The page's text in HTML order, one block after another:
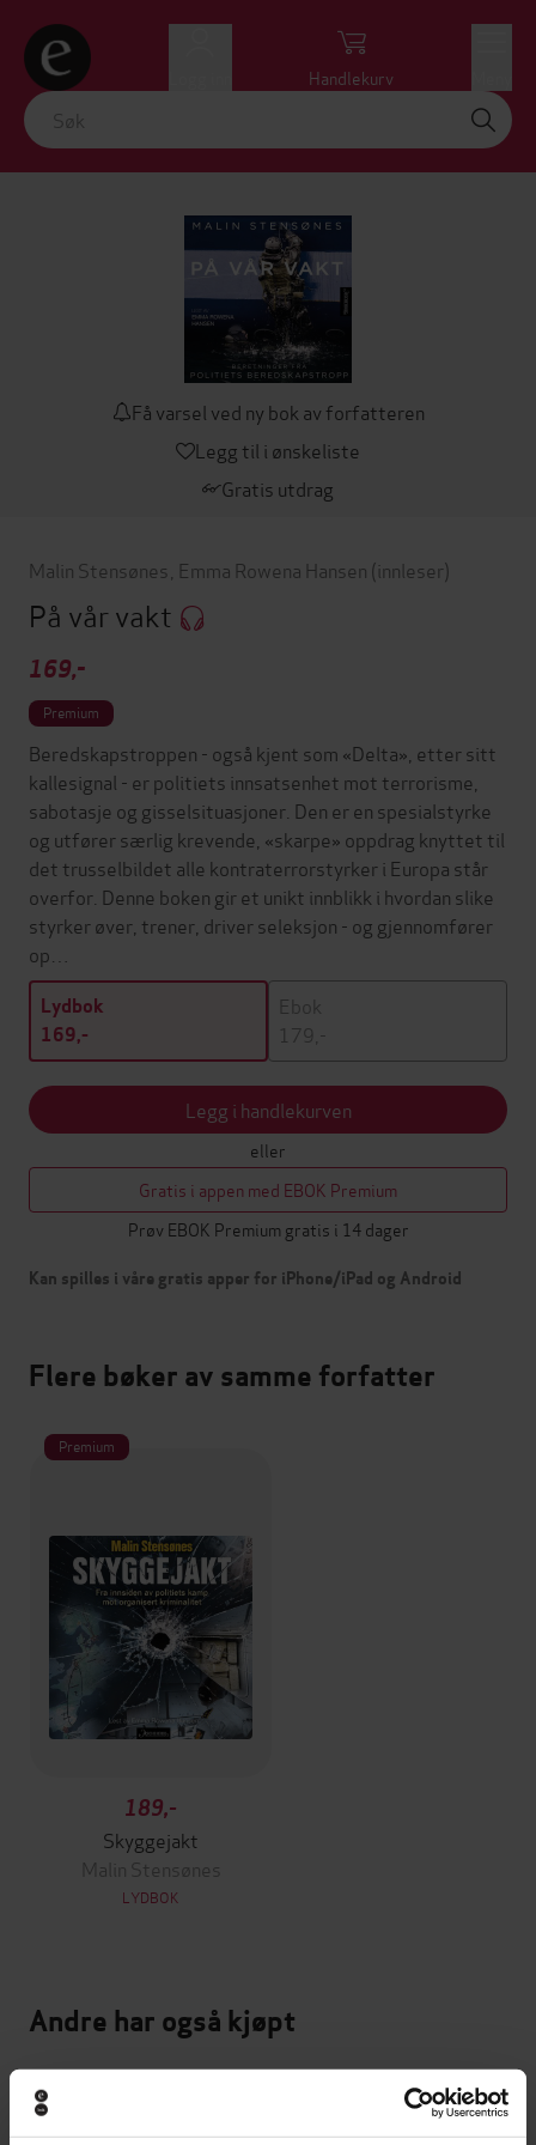
Handlekurv
Få varsel ved ny bok av forfatteren
Legg til i ønskeliste
Gratis utdrag
Malin Stensønes Emma Rowena Hansen (innleser)
På vår vakt
169,-
Premium
Beredskapstroppen - også kjent som «Delta», etter sitt
kallesignal - er politiets innsatsenhet mot terrorisme,
sabotasje og gisselsituasjoner. Den er en spesialstyrke
og utfører særlig krevende, «skarpe» oppdrag knyttet til
det trusselbildet alle kontraterrorstyrker i Europa står
overfor. Denne boken gir et unikt innblikk i hvordan slike
styrker øver, trener, driver seleksjon - og gjennomfører
op…
Lydbok
169,-
Ebok
179,-
Legg i handlekurven
eller
Gratis i appen med EBOK Premium
Prøv EBOK Premium gratis i 14 dager
Kan spilles i våre gratis apper for iPhone/iPad og Android
Flere bøker av samme forfatter
Premium
189,-
Skyggejakt
Malin Stensønes
LYDBOK
Andre har også kjøpt
Første gang på tilbud